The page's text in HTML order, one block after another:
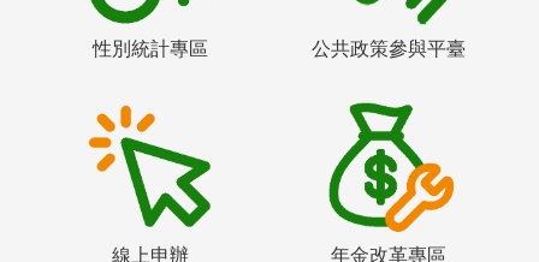
性別統計專區 公共政策參與平臺
線上申辦 年金改革專區